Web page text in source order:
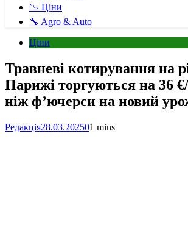
📉 Ціни
🔧 Agro & Auto
Ціни
Травневі котирування на
Парижі торгуються на 36
ніж ф’ючерси на новий
Редакція28.03.202501 mins